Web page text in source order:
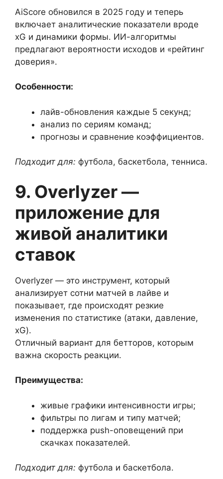
AiScore обновился в 2025 году и теперь
включает аналитические показатели вроде
xG и динамики формы. ИИ-алгоритмы
предлагают вероятности исходов и «рейтинг
доверия».
Особенности:
лайв-обновления каждые 5 секунд;
анализ по сериям команд;
прогнозы и сравнение коэффициентов.
Подходит для: футбола, баскетбола, тенниса.
9. Overlyzer —
приложение для
живой аналитики
ставок
Overlyzer — это инструмент, который
анализирует сотни матчей в лайве и
показывает, где происходят резкие
изменения по статистике (атаки, давление,
xG).
Отличный вариант для бетторов, которым
важна скорость реакции.
Преимущества:
живые графики интенсивности игры;
фильтры по лигам и типу матчей;
поддержка push-оповещений при
скачках показателей.
Подходит для: футбола и баскетбола.